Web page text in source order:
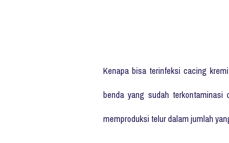
Kenapa bisa terinfeksi cacing
benda yang sudah
memproduksi telur dalam jumlah